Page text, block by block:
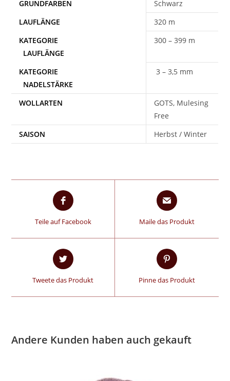
Schwarz
320 m
300 – 399 m
3 – 3,5 mm
WOLLARTEN
GOTS, Mulesing
Free
SAISON
Herbst / Winter
Teile auf Facebook Maile das Produkt
Tweete das Produkt Pinne das Produkt
Andere Kunden haben auch gekauft